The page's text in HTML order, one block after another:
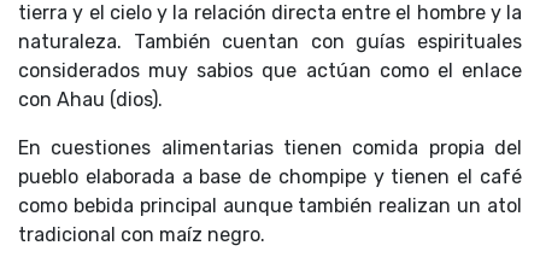
tierra y el cielo y la relación directa entre el hombre y la
naturaleza. También cuentan con guías espirituales
considerados muy sabios que actúan como el enlace
con Ahau (dios).
En cuestiones alimentarias tienen comida propia del
pueblo elaborada a base de chompipe y tienen el café
como bebida principal aunque también realizan un atol
tradicional con maíz negro.